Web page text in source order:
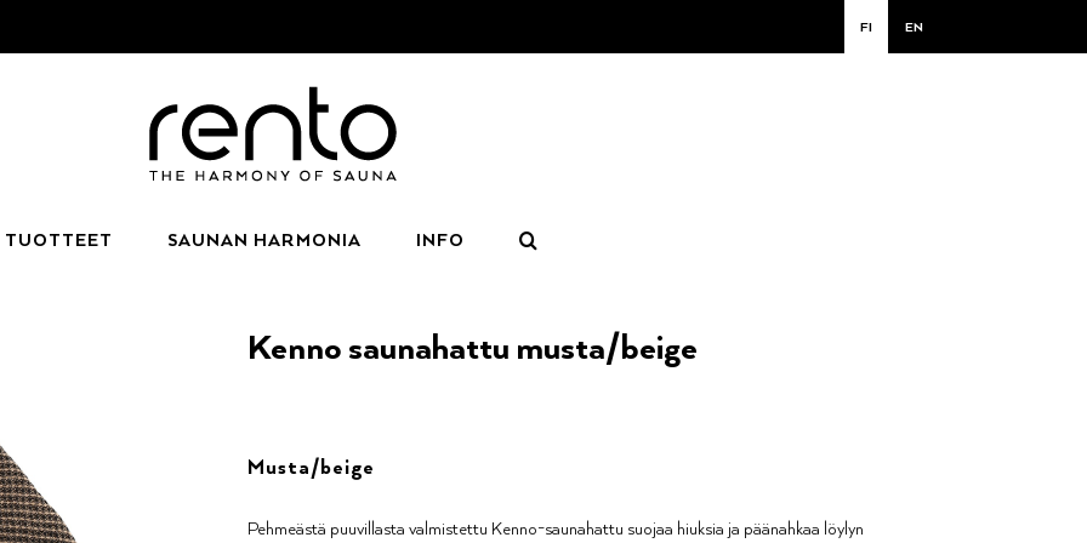
FI EN
TUOTTEET SAUNAN HARMONIA INFO
Kenno saunahattu musta/beige
Musta/beige
Pehmeästä puuvillasta valmistettu Kenno-saunahattu suojaa hiuksia ja päänahkaa löylyn